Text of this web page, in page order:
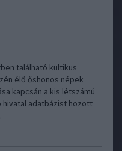
található kultikus
élő őshonos népek
kapcsán a kis létszámú
hivatal adatbázist hozott